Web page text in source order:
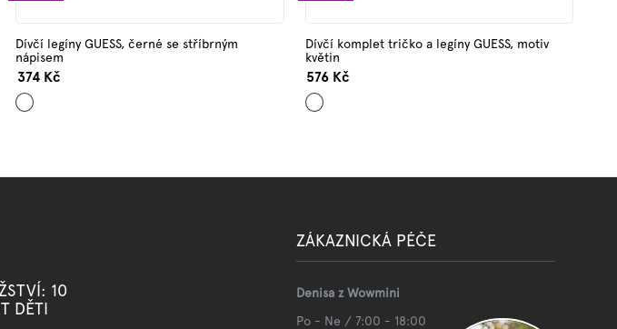
Dívčí legíny GUESS, černé se stříbrným
nápisem
374 Kč
Černá
Dívčí komplet tričko a legíny GUESS, motiv
květin
576 Kč
Mix
barev
10
DĚTI
ZÁKAZNICKÁ PÉČE
Denisa z Wowmini
Po - Ne / 7:00 - 18:00